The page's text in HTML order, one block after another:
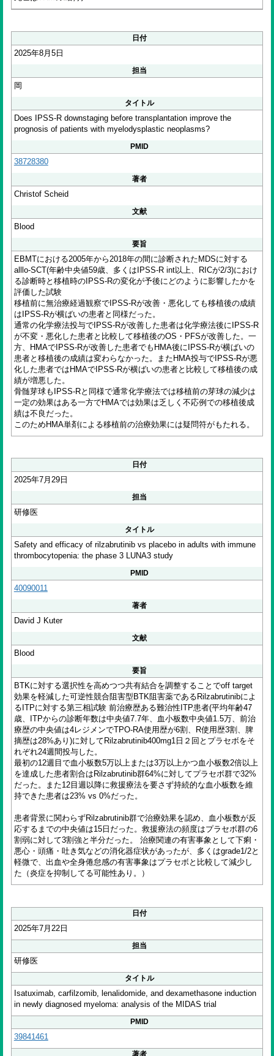
日付
2025年8月5日
担当
岡
タイトル
Does IPSS-R downstaging before transplantation improve the
prognosis of patients with myelodysplastic neoplasms?
PMID
38728380
著者
Christof Scheid
文献
Blood
要旨
EBMTにおける2005年から2018年の間に診断されたMDSに対する
alllo-SCT(年齢中央値59歳、多くはIPSS-R int以上、RICが2/3)におけ
る診断時と移植時のIPSS-Rの変化が予後にどのように影響したかを
評価した試験
移植前に無治療経過観察でIPSS-Rが改善・悪化しても移植後の成績
はIPSS-Rが横ばいの患者と同様だった。
通常の化学療法投与でIPSS-Rが改善した患者は化学療法後にIPSS-R
が不変・悪化した患者と比較して移植後のOS・PFSが改善した。一
方、HMAでIPSS-Rが改善した患者でもHMA後にIPSS-Rが横ばいの
患者と移植後の成績は変わらなかった。またHMA投与でIPSS-Rが悪
化した患者ではHMAでIPSS-Rが横ばいの患者と比較して移植後の成
績が増悪した。
骨髄芽球もIPSS-Rと同様で通常化学療法では移植前の芽球の減少は
一定の効果はある一方でHMAでは効果は乏しく不応例での移植後成
績は不良だった。
このためHMA単剤による移植前の治療効果には疑問符がもたれる。
日付
2025年7月29日
担当
研修医
タイトル
Safety and efficacy of rilzabrutinib vs placebo in adults with immune
thrombocytopenia: the phase 3 LUNA3 study
PMID
40090011
著者
David J Kuter
文献
Blood
要旨
BTKに対する選択性を高めつつ共有結合を調整することでoff target
効果を軽減した可逆性競合阻害型BTK阻害薬であるRilzabrutinibによ
るITPに対する第三相試験 前治療歴ある難治性ITP患者(平均年齢47
歳、ITPからの診断年数は中央値7.7年、血小板数中央値1.5万、前治
療歴の中央値は4レジメンでTPO-RA使用歴が6割、R使用歴3割、脾
摘歴は28%あり)に対してRilzabrutinib400mg1日２回とプラセボをそ
れぞれ24週間投与した。
最初の12週目で血小板数5万以上または3万以上かつ血小板数2倍以上
を達成した患者割合はRilzabrutinib群64%に対してプラセボ群で32%
だった。また12目週以降に救援療法を要さず持続的な血小板数を維
持できた患者は23% vs 0%だった。
患者背景に関わらずRilzabrutinib群で治療効果を認め、血小板数が反
応するまでの中央値は15日だった。救援療法の頻度はプラセボ群の6
割弱に対して3割強と半分だった。 治療関連の有害事象として下痢・
悪心・頭痛・吐き気などの消化器症状があったが、多くはgrade1/2と
軽微で、出血や全身倦怠感の有害事象はプラセボと比較して減少し
た（炎症を抑制してる可能性あり。）
日付
2025年7月22日
担当
研修医
タイトル
Isatuximab, carfilzomib, lenalidomide, and dexamethasone induction
in newly diagnosed myeloma: analysis of the MIDAS trial
PMID
39841461